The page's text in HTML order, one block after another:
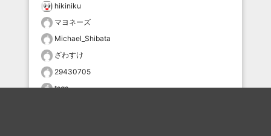
hikiniku
マヨネーズ
Michael_Shibata
ざわすけ
29430705
tsgs